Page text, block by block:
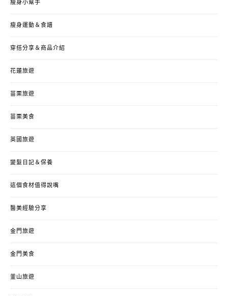
瘦身小幫手
瘦身運動＆食譜
穿搭分享＆商品介紹
花蓮旅遊
苗栗旅遊
苗栗美食
英國旅遊
變髮日記＆保養
這個食材值得說嘴
醫美經驗分享
金門旅遊
金門美食
釜山旅遊